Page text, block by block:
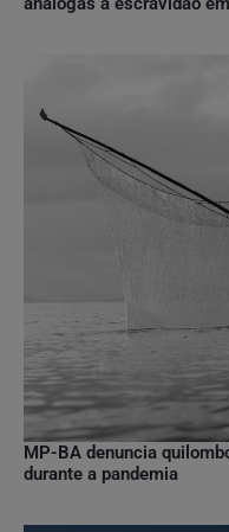
MP-BA denuncia
durante a pandemia